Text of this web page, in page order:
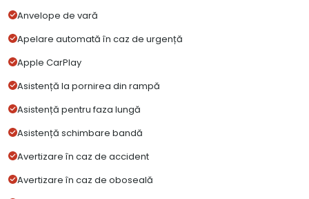
Anvelope de vară
Apelare automată în caz de urgență
Apple CarPlay
Asistență la pornirea din rampă
Asistență pentru faza lungă
Asistență schimbare bandă
Avertizare în caz de accident
Avertizare în caz de oboseală